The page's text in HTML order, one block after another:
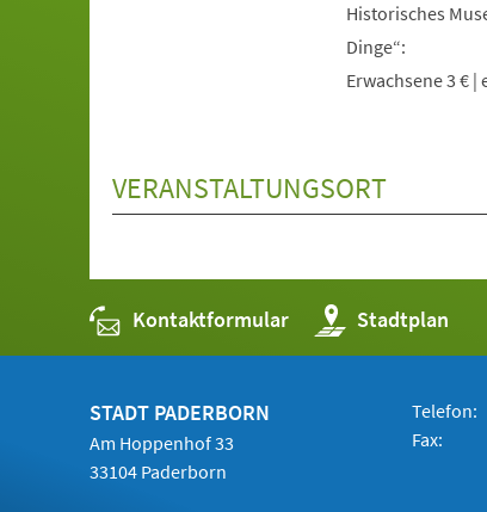
Historisches
Dinge“:
Erwachsene 3 €
VERANSTALTUNGSORT
Kontaktformular Stadtplan
(Öffnet
in
einem
STADT PADERBORN
Am Hoppenhof 33
33104 Paderborn
Telefon:
Fax: